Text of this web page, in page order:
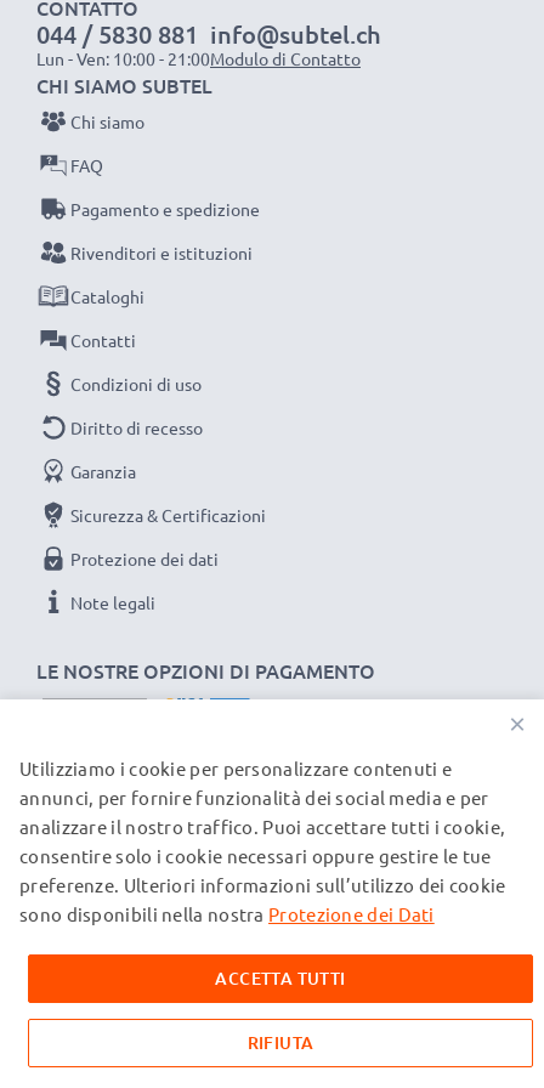
fornirti una garanzia di ben 3 anni.
La scelta ecosostenibile che ti fa anche risparmiare
Sostituisci la batteria, non la macchina fotografica! È la
scelta più intelligente e più ecosostenibile che tu
possa fare, efficientando e riducendo l’impatto
ambientale e gli scarti superflui.
Scegli CELLONIC, scegli la lunga durata e l'efficienza,
non fare compromessi sulla qualità: ordina ora!
CONTATTO
044 / 5830 881
Lun - Ven: 10:00 - 21:00
info@subtel.ch
Modulo di Contatto
LE NOSTRE OPZIONI DI PAGAMENTO
CHI SIAMO SUBTEL
Chi siamo
FAQ
Pagamento e spedizione
Rivenditori e istituzioni
Cataloghi
Contatti
Condizioni di uso
Diritto di recesso
Garanzia
Sicurezza & Certificazioni
Protezione dei dati
Note legali
I NOSTRI PARTNER DI SPEDIZIONE
© subtel.ch 2026
Tutti i prezzi sono comprensivi di IVA e al netto dei costi di
spedizione. Si prega di notare che tutti i marchi citati sono
menzionati sulle nostre pagine web esclusivamente per
fornire informazioni sui nostri prodotti.
×
Utilizziamo i cookie per personalizzare contenuti e
annunci, per fornire funzionalità dei social media e per
analizzare il nostro traffico. Puoi accettare tutti i cookie,
consentire solo i cookie necessari oppure gestire le tue
preferenze. Ulteriori informazioni sull’utilizzo dei cookie
sono disponibili nella nostra Protezione dei Dati
ACCETTA TUTTI
RIFIUTA